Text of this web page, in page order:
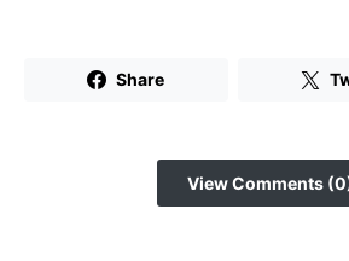
Share
View Comments